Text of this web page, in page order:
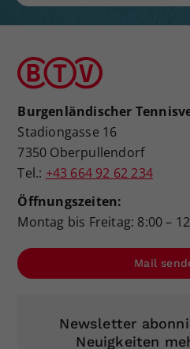
Burgenländischer
Stadiongasse 16
7350 Oberpullendorf
Tel.: +43 664 92 62 234
Öffnungszeiten:
Montag bis Freitag: 8:00 –
Mail
Newsletter
Neuigkeiten